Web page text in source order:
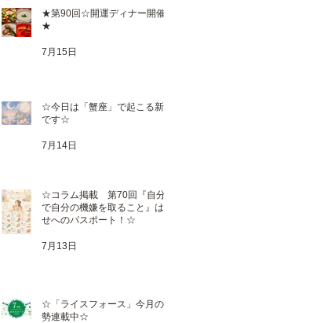
★第90回☆開運ディナー開催
★
7月15日
☆今日は「蟹座」で起こる新月
です☆
7月14日
☆コラム掲載 第70回『自分
で自分の機嫌を取ること』は幸
せへのパスポート！☆
7月13日
☆「ライスフォース」今月の運
勢連載中☆